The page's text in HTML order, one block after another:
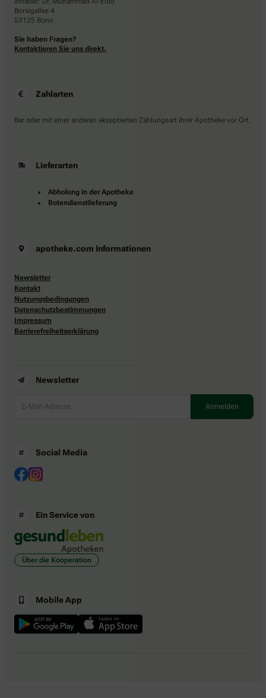
Borsigallee 4
53125 Bonn
Sie haben Fragen?
Kontaktieren Sie uns direkt.
Zahlarten
Bar oder mit einer anderen akzeptierten Zahlungsart Ihrer Apotheke vor Ort.
Lieferarten
Abholung in der Apotheke
Botendienstlieferung
apotheke.com Informationen
Newsletter
Kontakt
Nutzungsbedingungen
Datenschutzbestimmungen
Impressum
Barrierefreiheitserklärung
Newsletter
Social Media
Ein Service von
Über die Kooperation
Mobile App